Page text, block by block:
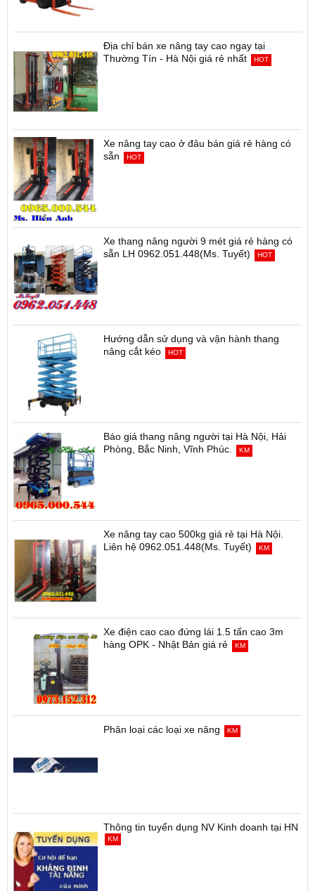
Địa chỉ bán xe nâng tay cao ngay tại
Thường Tín - Hà Nội giá rẻ nhất
HOT
Xe nâng tay cao ở đâu bán giá rẻ hàng có
sẵn
HOT
Xe thang nâng người 9 mét giá rẻ hàng có
sẵn LH 0962.051.448(Ms. Tuyết)
HOT
Hướng dẫn sử dụng và vận hành thang
nâng cắt kéo
HOT
Báo giá thang nâng người tại Hà Nội, Hải
Phòng, Bắc Ninh, Vĩnh Phúc.
KM
Xe nâng tay cao 500kg giá rẻ tại Hà Nội.
Liên hệ 0962.051.448(Ms. Tuyết)
KM
Xe điện cao cao đứng lái 1.5 tấn cao 3m
hàng OPK - Nhật Bản giá rẻ
KM
Phân loại các loại xe nâng KM
Thông tin tuyển dụng NV Kinh doanh tại HN
KM